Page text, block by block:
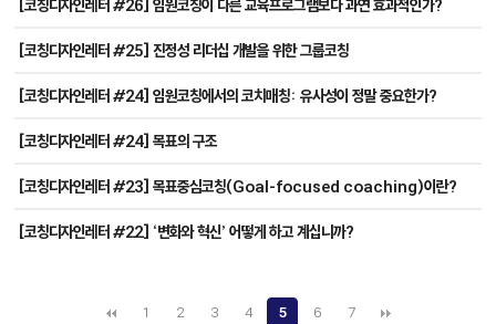
[코칭디자인레터 #26] 임원코칭이 다른 교육프로그램보다 과연 효과적인가?
[코칭디자인레터 #25] 진정성 리더십 개발을 위한 그룹코칭
[코칭디자인레터 #24] 임원코칭에서의 코치매칭: 유사성이 정말 중요한가?
[코칭디자인레터 #24] 목표의 구조
[코칭디자인레터 #23] 목표중심코칭(Goal-focused coaching)이란?
[코칭디자인레터 #22] ‘변화와 혁신’ 어떻게 하고 계십니까?
1 2 3 4 5 6 7